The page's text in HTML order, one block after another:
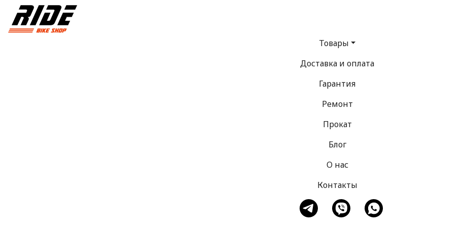
Товары
Доставка и оплата
Гарантия
Ремонт
Прокат
Блог
О нас
Контакты